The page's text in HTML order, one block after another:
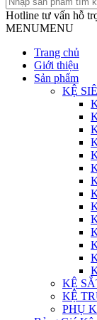
Hotline tư vấn hỗ
MENUMENU
Trang chủ
Giới thiệu
Sản phẩm
KỆ
KỆ
KỆ
PHỤ